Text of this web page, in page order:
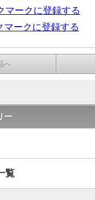
マークに登録する
マークに登録する
へ
ー
覧